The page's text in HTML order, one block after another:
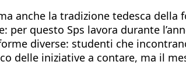
anche la tradizione tedesca
per questo Sps lavora durante
diverse: studenti che
delle iniziative a contare, ma il